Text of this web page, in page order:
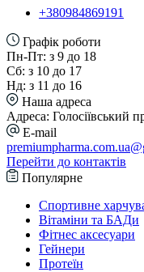
+380984869191
Графік роботи
Пн-Пт: з 9 до 18
Сб: з 10 до 17
Нд: з 11 до 16
Наша адреса
Адреса: Голосіївський
E-mail
Перейти до контактів
Популярне
Спортивне
Вітаміни та БАДи
Фітнес аксесуари
Гейнери
Протеїн